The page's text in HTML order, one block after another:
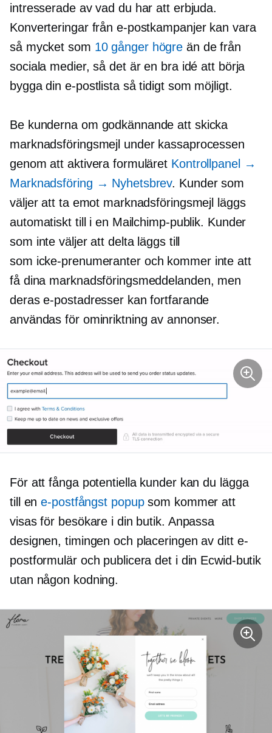
intresserade av vad du har att erbjuda.
Konverteringar från e-postkampanjer kan vara
så mycket som 10 gånger högre än de från
sociala medier, så det är en bra idé att börja
bygga din e-postlista så tidigt som möjligt.
Be kunderna om godkännande att skicka
marknadsföringsmejl under kassaprocessen
genom att aktivera formuläret Kontrollpanel →
Marknadsföring → Nyhetsbrev. Kunder som
väljer att ta emot marknadsföringsmejl läggs
automatiskt till i en Mailсhimp-publik. Kunder
som inte väljer att delta läggs till
som icke-prenumeranteroch kommer inte att
få dina marknadsföringsmeddelanden, men
deras e-postadresser kan fortfarande
användas för ominriktning av annonser.
För att fånga potentiella kunder kan du lägga
till ene-postfångst popupsom kommer att
visas för besökare i din butik. Anpassa
designen, timingen och placeringen av ditt e-
postformulär och publicera det i din Ecwid-butik
utan någon kodning.